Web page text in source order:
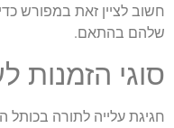
חשוב לציין זאת במפורש
שלהם בהתאם.
סוגי הזמנות
חגיגת עלייה לתורה בכותל